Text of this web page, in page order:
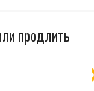
продлить